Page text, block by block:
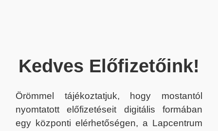
Kedves Előfizetőink!
Örömmel tájékoztatjuk, hogy mostantól
nyomtatott előfizetéseit digitális formában
egy központi elérhetőségen, a Lapcentrum